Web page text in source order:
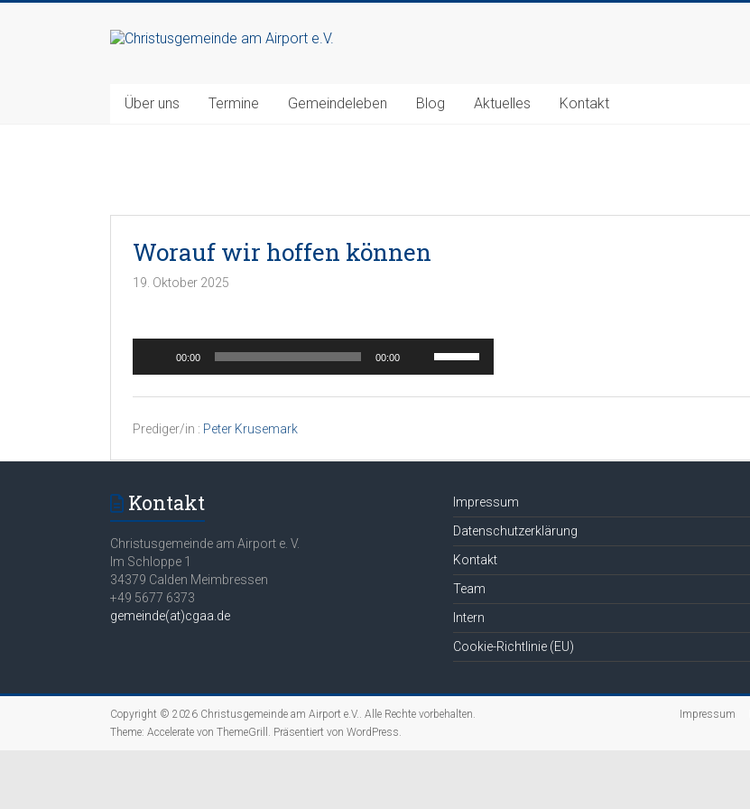
Christusgemeinde
am
der
CGAA
Über uns Termine Gemeindeleben Blog Aktuelles Kontakt
Worauf wir hoffen können
19. Oktober 2025
00:00 00:00
Hoch/Runter
um
Prediger/in : Peter Krusemark
Kontakt
Christusgemeinde am Airport e. V.
Im Schloppe 1
34379 Calden Meimbressen
+49 5677 6373
gemeinde(at)cgaa.de
Impressum
Datenschutzerklärung
Kontakt
Team
Intern
Cookie-Richtlinie (EU)
Copyright © 2026 Christusgemeinde am Airport e.V.. Alle Rechte vorbehalten.
Theme: Accelerate von ThemeGrill. Präsentiert von WordPress.
Impressum